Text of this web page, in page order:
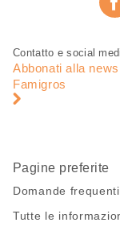
Piè
pagina
Navigazione
pagina
Contatto e social
Abbonati alla
Famigros
Pagine preferite
Domande frequenti
Tutte le